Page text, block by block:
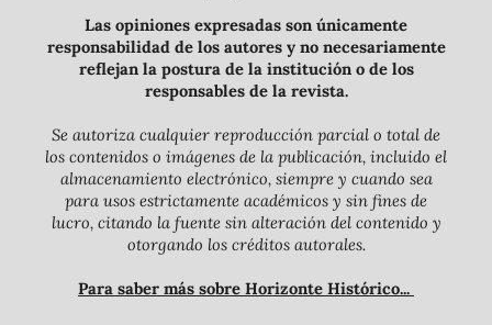
Las opiniones expresadas son únicamente
responsabilidad de los autores y no necesariamente
reflejan la postura de la institución o de los
responsables de la revista.
Se autoriza cualquier reproducción parcial o total de
los contenidos o imágenes de la publicación, incluido el
almacenamiento electrónico, siempre y cuando sea
para usos estrictamente académicos y sin fines de
lucro, citando la fuente sin alteración del contenido y
otorgando los créditos autorales.
Para saber más sobre Horizonte Histórico...